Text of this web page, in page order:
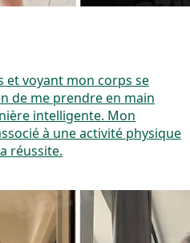
et voyant mon corps se
de me prendre en main
intelligente. Mon
à une activité physique
réussite.